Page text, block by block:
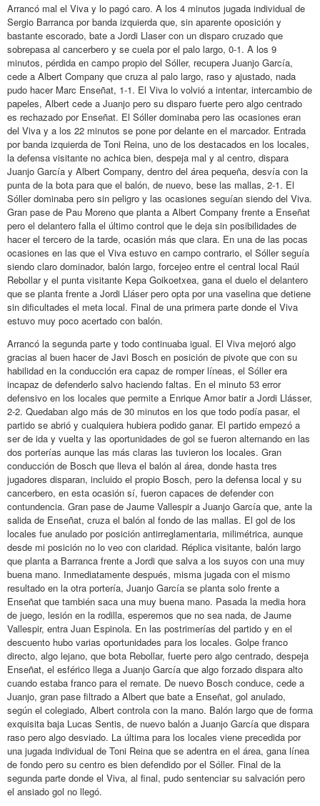
Arrancó mal el Viva y lo pagó caro. A los 4 minutos jugada individual de
Sergio Barranca por banda izquierda que, sin aparente oposición y
bastante escorado, bate a Jordi Llaser con un disparo cruzado que
sobrepasa al cancerbero y se cuela por el palo largo, 0-1. A los 9
minutos, pérdida en campo propio del Sóller, recupera Juanjo García,
cede a Albert Company que cruza al palo largo, raso y ajustado, nada
pudo hacer Marc Enseñat, 1-1. El Viva lo volvió a intentar, intercambio de
papeles, Albert cede a Juanjo pero su disparo fuerte pero algo centrado
es rechazado por Enseñat. El Sóller dominaba pero las ocasiones eran
del Viva y a los 22 minutos se pone por delante en el marcador. Entrada
por banda izquierda de Toni Reina, uno de los destacados en los locales,
la defensa visitante no achica bien, despeja mal y al centro, dispara
Juanjo García y Albert Company, dentro del área pequeña, desvía con la
punta de la bota para que el balón, de nuevo, bese las mallas, 2-1. El
Sóller dominaba pero sin peligro y las ocasiones seguían siendo del Viva.
Gran pase de Pau Moreno que planta a Albert Company frente a Enseñat
pero el delantero falla el último control que le deja sin posibilidades de
hacer el tercero de la tarde, ocasión más que clara. En una de las pocas
ocasiones en las que el Viva estuvo en campo contrario, el Sóller seguía
siendo claro dominador, balón largo, forcejeo entre el central local Raúl
Rebollar y el punta visitante Kepa Goikoetxea, gana el duelo el delantero
que se planta frente a Jordi Lláser pero opta por una vaselina que detiene
sin dificultades el meta local. Final de una primera parte donde el Viva
estuvo muy poco acertado con balón.
Arrancó la segunda parte y todo continuaba igual. El Viva mejoró algo
gracias al buen hacer de Javi Bosch en posición de pivote que con su
habilidad en la conducción era capaz de romper líneas, el Sóller era
incapaz de defenderlo salvo haciendo faltas. En el minuto 53 error
defensivo en los locales que permite a Enrique Amor batir a Jordi Llásser,
2-2. Quedaban algo más de 30 minutos en los que todo podía pasar, el
partido se abrió y cualquiera hubiera podido ganar. El partido empezó a
ser de ida y vuelta y las oportunidades de gol se fueron alternando en las
dos porterías aunque las más claras las tuvieron los locales. Gran
conducción de Bosch que lleva el balón al área, donde hasta tres
jugadores disparan, incluido el propio Bosch, pero la defensa local y su
cancerbero, en esta ocasión sí, fueron capaces de defender con
contundencia. Gran pase de Jaume Vallespir a Juanjo García que, ante la
salida de Enseñat, cruza el balón al fondo de las mallas. El gol de los
locales fue anulado por posición antirreglamentaria, milimétrica, aunque
desde mi posición no lo veo con claridad. Réplica visitante, balón largo
que planta a Barranca frente a Jordi que salva a los suyos con una muy
buena mano. Inmediatamente después, misma jugada con el mismo
resultado en la otra portería, Juanjo García se planta solo frente a
Enseñat que también saca una muy buena mano. Pasada la media hora
de juego, lesión en la rodilla, esperemos que no sea nada, de Jaume
Vallespir, entra Juan Espinola. En las postrimerías del partido y en el
descuento hubo varias oportunidades para los locales. Golpe franco
directo, algo lejano, que bota Rebollar, fuerte pero algo centrado, despeja
Enseñat, el esférico llega a Juanjo García que algo forzado dispara alto
cuando estaba franco para el remate. De nuevo Bosch conduce, cede a
Juanjo, gran pase filtrado a Albert que bate a Enseñat, gol anulado,
según el colegiado, Albert controla con la mano. Balón largo que de forma
exquisita baja Lucas Sentis, de nuevo balón a Juanjo García que dispara
raso pero algo desviado. La última para los locales viene precedida por
una jugada individual de Toni Reina que se adentra en el área, gana línea
de fondo pero su centro es bien defendido por el Sóller. Final de la
segunda parte donde el Viva, al final, pudo sentenciar su salvación pero
el ansiado gol no llegó.